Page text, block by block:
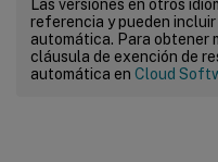
Las versiones en otros
referencia y pueden
automática. Para obtener
cláusula de exención de
automática en Cloud